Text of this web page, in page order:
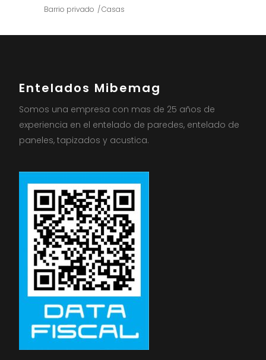
Barrio privado Casas
Entelados Mibemag
Somos una empresa con mas de 25 años de
experiencia en el entelado de paredes, entelado de
paneles, tapizados y acustica.